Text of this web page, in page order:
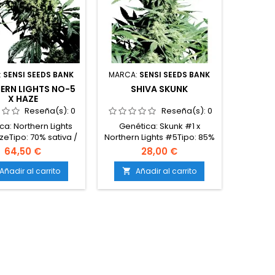
hasta 200-250
exteriorAromas y...
interior; hasta 250 cm en
exteriorAromas...
SENSI SEEDS BANK
LIGHTS NO-5
X HAZE
Reseña(s):0
Northern Lights
70% sativa /
de
23%Tiempo de
10-12 semanas en
en
Finales de octubre
64,50 €
Añadir al carrito
MARCA: SENSI SEEDS BANK
SHIVA SKUNK
Reseña(s): 0
Genética: Skunk #1 x
Northern Lights #5Tipo: 85%
índica / 15%
sativaContenido de THC: 18-
22%Tiempo de floración: 7-
8 semanas en
interiorCosecha en
28,00 €
 Añadir al carrito